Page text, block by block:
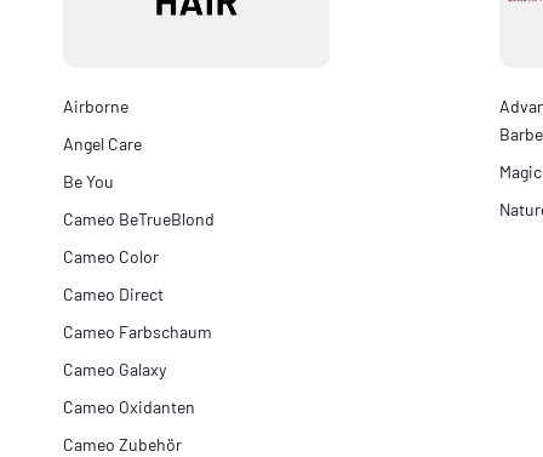
Airborne
Angel Care
Be You
Cameo BeTrueBlond
Cameo Color
Cameo Direct
Cameo Farbschaum
Cameo Galaxy
Cameo Oxidanten
Cameo Zubehör